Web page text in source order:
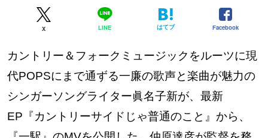
X LINE はてブ Facebook
カントリー＆フォークミュージックをルーツに現
代POPSにまで通ずる一廉の歌声と楽曲が魅力の
シンガーソングライター眞名子新が、最新
EP『カントリーサイドじゃ普通のこと』から、